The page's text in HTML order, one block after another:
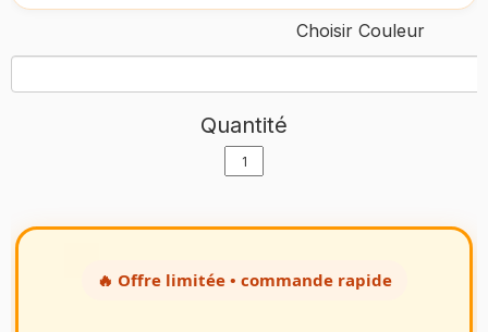
Choisir Couleur
Quantité
🔥 Offre limitée • commande rapide